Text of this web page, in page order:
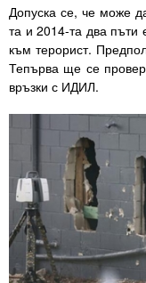
Допуска се, че може
та и 2014-та два пъти
към терорист.
Тепърва ще се
връзки с ИДИЛ.